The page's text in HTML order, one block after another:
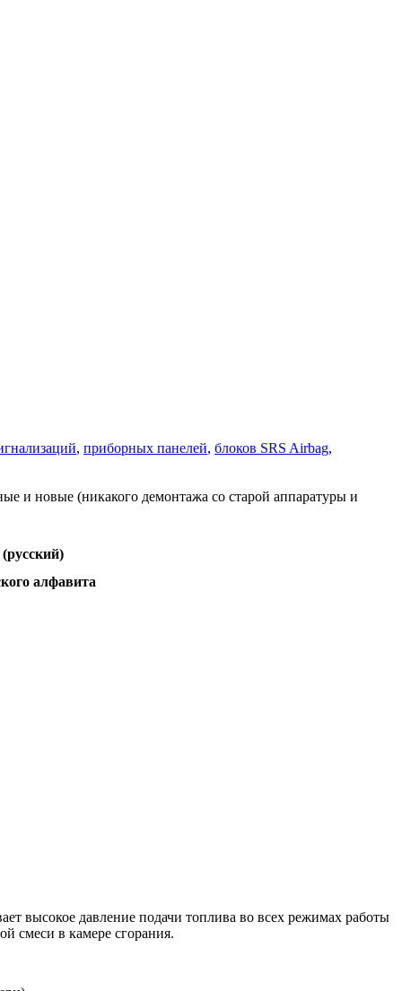
, приборных панелей, блоков SRS Airbag,
и новые (никакого демонтажа со старой аппаратуры и
алфавита
высокое давление подачи топлива во всех режимах работы
смеси в камере сгорания.